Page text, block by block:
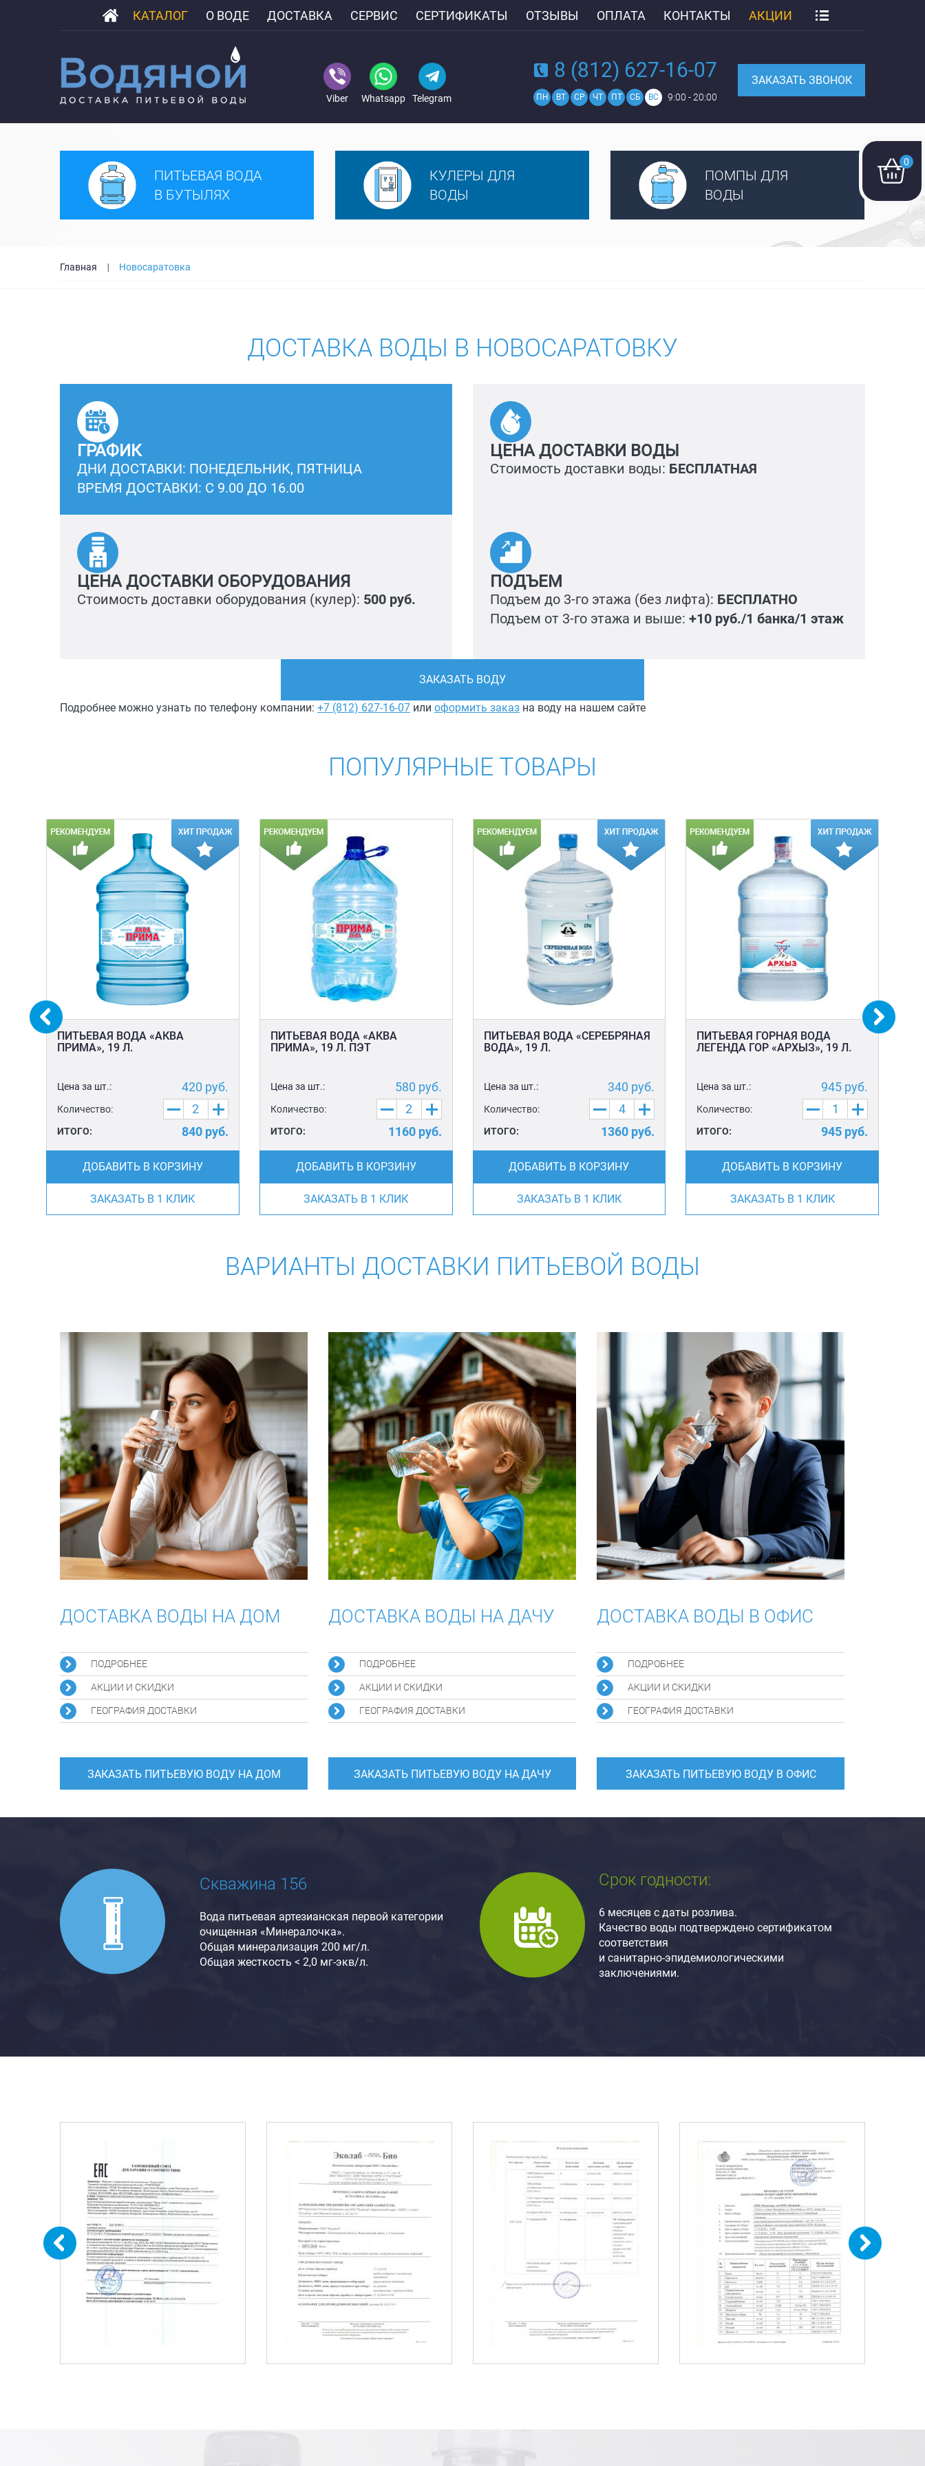
0
КАТАЛОГ О ВОДЕ ДОСТАВКА СЕРВИС СЕРТИФИКАТЫ ОТЗЫВЫ ОПЛАТА КОНТАКТЫ АКЦИИ
Viber Whatsapp Telegram
8 (812) 627-16-07
ПН ВТ СР ЧТ ПТ СБ ВС 9:00 - 20:00
ЗАКАЗАТЬ ЗВОНОК
ПИТЬЕВАЯ ВОДА
В БУТЫЛЯХ
КУЛЕРЫ ДЛЯ
ВОДЫ
ПОМПЫ ДЛЯ
ВОДЫ
Главная Новосаратовка
ДОСТАВКА ВОДЫ В НОВОСАРАТОВКУ
ГРАФИК
ДНИ ДОСТАВКИ: ПОНЕДЕЛЬНИК, ПЯТНИЦА
ВРЕМЯ ДОСТАВКИ: С 9.00 ДО 16.00
ЦЕНА ДОСТАВКИ ВОДЫ
Стоимость доставки воды: БЕСПЛАТНАЯ
ЦЕНА ДОСТАВКИ ОБОРУДОВАНИЯ
Стоимость доставки оборудования (кулер): 500 руб.
ПОДЪЕМ
Подъем до 3-го этажа (без лифта): БЕСПЛАТНО
Подъем от 3-го этажа и выше: +10 руб./1 банка/1 этаж
ЗАКАЗАТЬ ВОДУ
Подробнее можно узнать по телефону компании: +7 (812) 627-16-07 или оформить заказ на воду на нашем сайте
ПОПУЛЯРНЫЕ ТОВАРЫ
ПИТЬЕВАЯ ВОДА «АКВА
ПРИМА», 19 Л.
Цена за шт.: 420 руб.
Количество:
ИТОГО: 840руб.
ДОБАВИТЬ В КОРЗИНУ
ЗАКАЗАТЬ В 1 КЛИК
ПИТЬЕВАЯ ВОДА «АКВА
ПРИМА», 19 Л. ПЭТ
Цена за шт.: 580 руб.
Количество:
ИТОГО: 1160руб.
ДОБАВИТЬ В КОРЗИНУ
ЗАКАЗАТЬ В 1 КЛИК
ПИТЬЕВАЯ ВОДА «СЕРЕБРЯНАЯ
ВОДА», 19 Л.
Цена за шт.: 340 руб.
Количество:
ИТОГО: 1360 руб.
ДОБАВИТЬ В КОРЗИНУ
ЗАКАЗАТЬ В 1 КЛИК
ПИТЬЕВАЯ ГОРНАЯ ВОДА
ЛЕГЕНДА ГОР «АРХЫЗ», 19 Л.
Цена за шт.: 945 руб.
Количество:
ИТОГО: 945 руб.
ДОБАВИТЬ В КОРЗИНУ
ЗАКАЗАТЬ В 1 КЛИК
ВАРИАНТЫ ДОСТАВКИ ПИТЬЕВОЙ ВОДЫ
ДОСТАВКА ВОДЫ НА ДОМ
ПОДРОБНЕЕ
АКЦИИ И СКИДКИ
ГЕОГРАФИЯ ДОСТАВКИ
ЗАКАЗАТЬ ПИТЬЕВУЮ ВОДУ НА ДОМ
ДОСТАВКА ВОДЫ НА ДАЧУ
ПОДРОБНЕЕ
АКЦИИ И СКИДКИ
ГЕОГРАФИЯ ДОСТАВКИ
ЗАКАЗАТЬ ПИТЬЕВУЮ ВОДУ НА ДАЧУ
ДОСТАВКА ВОДЫ В ОФИС
ПОДРОБНЕЕ
АКЦИИ И СКИДКИ
ГЕОГРАФИЯ ДОСТАВКИ
ЗАКАЗАТЬ ПИТЬЕВУЮ ВОДУ В ОФИС
Скважина 156
Вода питьевая артезианская первой категории
очищенная «Минералочка».
Общая минерализация 200 мг/л.
Общая жесткость < 2,0 мг-экв/л.
Срок годности:
6 месяцев с даты розлива.
Качество воды подтверждено сертификатом
соответствия
и санитарно-эпидемиологическими
заключениями.